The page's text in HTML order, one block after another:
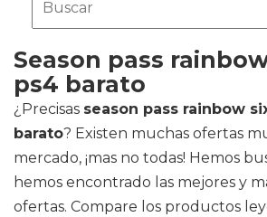
Season pass
ps4 barato
¿Precisas season pass rainbow
barato? Existen muchas ofertas
mercado, ¡mas no todas! Hemos
hemos encontrado las mejores y
ofertas. Compare los productos